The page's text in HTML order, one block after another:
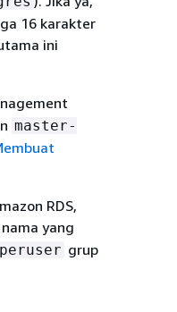
16 karakter
ini
master-
RDS,
yang
grup